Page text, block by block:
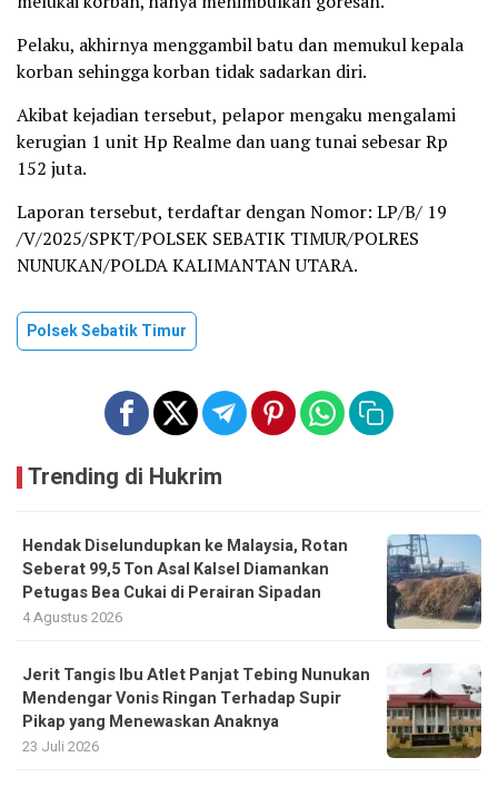
Pelaku, akhirnya menggambil batu dan memukul kepala
korban sehingga korban tidak sadarkan diri.
Akibat kejadian tersebut, pelapor mengaku mengalami
kerugian 1 unit Hp Realme dan uang tunai sebesar Rp
152 juta.
Laporan tersebut, terdaftar dengan Nomor: LP/B/ 19
/V/2025/SPKT/POLSEK SEBATIK TIMUR/POLRES
NUNUKAN/POLDA KALIMANTAN UTARA.
Polsek Sebatik Timur
Trending di Hukrim
Hendak Diselundupkan ke Malaysia, Rotan
Seberat 99,5 Ton Asal Kalsel Diamankan
Petugas Bea Cukai di Perairan Sipadan
4 Agustus 2026
Jerit Tangis Ibu Atlet Panjat Tebing Nunukan
Mendengar Vonis Ringan Terhadap Supir
Pikap yang Menewaskan Anaknya
23 Juli 2026